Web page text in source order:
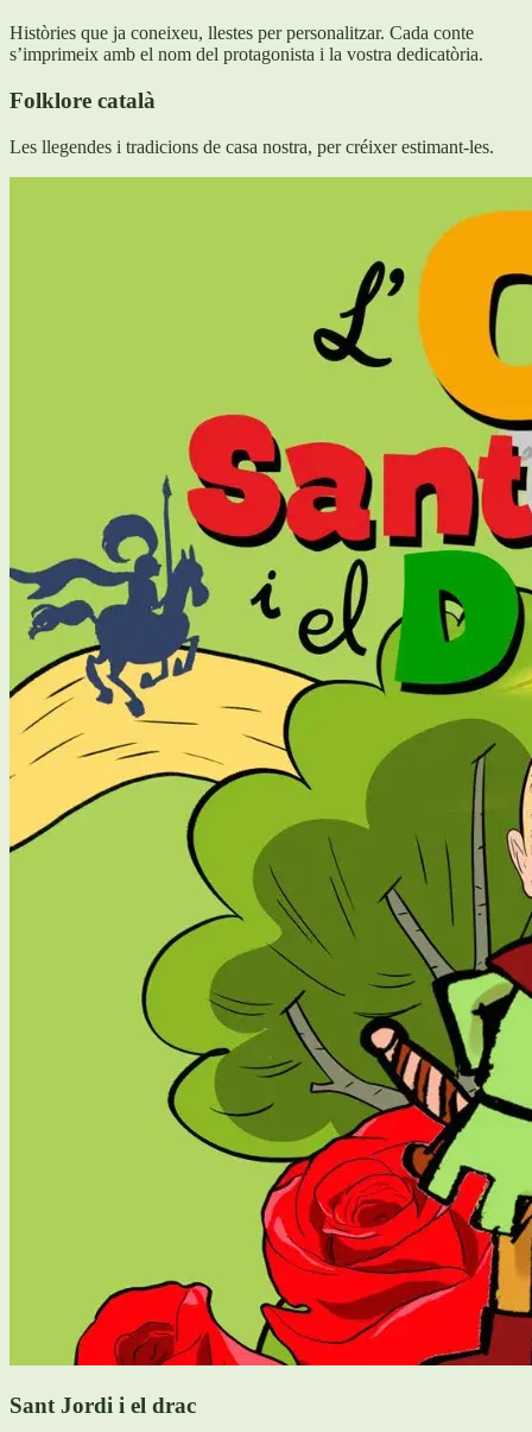
Històries que ja coneixeu, llestes per personalitzar. Cada conte
s’imprimeix amb el nom del protagonista i la vostra dedicatòria.
Folklore català
Les llegendes i tradicions de casa nostra, per créixer estimant-les.
Sant Jordi i el drac